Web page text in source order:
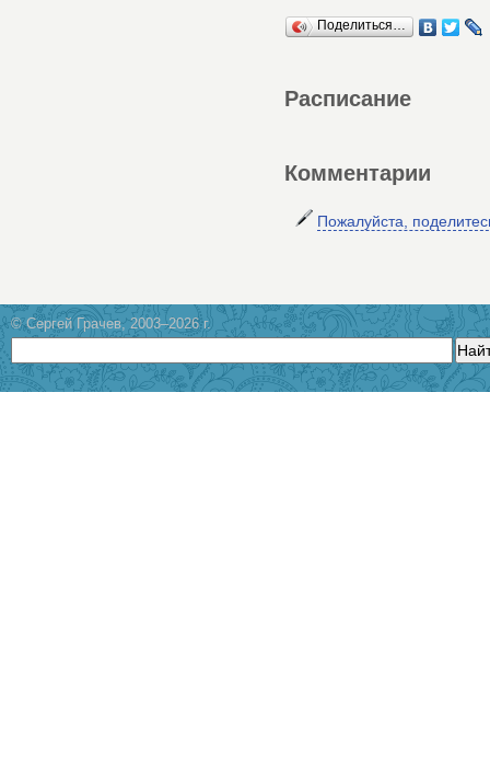
Поделиться…
Расписание
Комментарии
Пожалуйста,
© Сергей Грачев, 2003–2026 г.